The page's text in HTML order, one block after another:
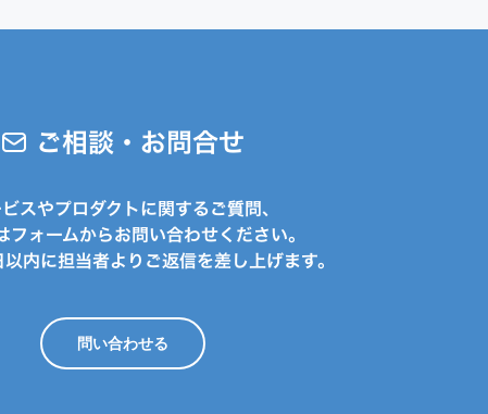
ご相談・お問合せ
スやプロダクトに関するご質問、
フォームからお問い合わせください。
内に担当者よりご返信を差し上げます。
問い合わせる